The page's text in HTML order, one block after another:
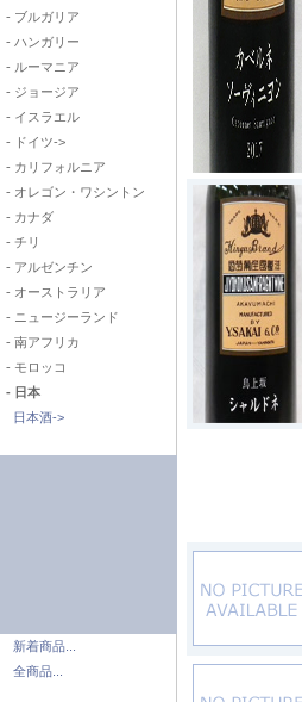
- ブルガリア
- ハンガリー
- ルーマニア
- ジョージア
- イスラエル
- ドイツ->
- カリフォルニア
- オレゴン・ワシントン
- カナダ
- チリ
- アルゼンチン
- オーストラリア
- ニュージーランド
- 南アフリカ
- モロッコ
- 日本
日本酒->
新着商品...
全商品...